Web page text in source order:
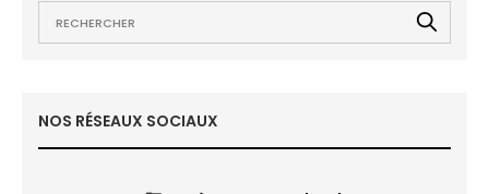
NOS RÉSEAUX SOCIAUX